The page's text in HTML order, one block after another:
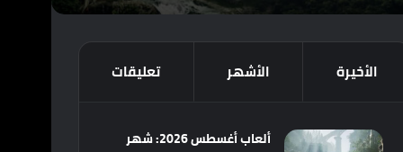
الأخيرة الأشهر تعليقات
ألعاب أغسطس 2026: شهر